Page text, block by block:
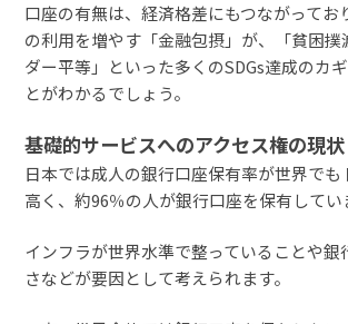
口座の有無は、経済格差にもつながってお
の利用を増やす「金融包摂」が、「貧困撲
ダー平等」といった多くのSDGs達成のカ
とがわかるでしょう。
基礎的サービスへのアクセス権の現状
日本では成人の銀行口座保有率が世界でも
高く、約96％の人が銀行口座を保有してい
インフラが世界水準で整っていることや銀
さなどが要因として考えられます。